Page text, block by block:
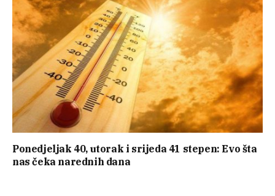
Ponedjeljak 40, utorak i srijeda 41 stepen: Evo šta
nas čeka narednih dana